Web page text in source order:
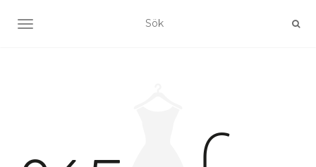
SLÅ PÅ/AV NAVIGERING